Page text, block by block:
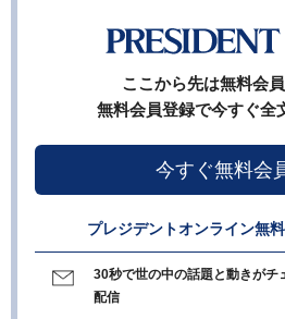
ここから先は無料会員
無料会員登録で今すぐ全
今すぐ無料会
プレジデントオンライン無
30秒で世の中の話題と動きがチ
配信